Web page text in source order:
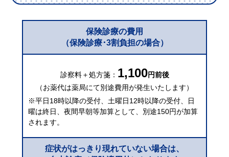
保険診療の費用
（保険診療･3割負担の場合）
診察料＋処方箋： 1,100円前後
（お薬代は薬局にて別途費用が発生いたします）
※平日18時以降の受付、土曜日12時以降の受付、日
曜は終日、夜間早朝等加算として、別途150円が加算
されます。
症状がはっきり現れていない場合は、